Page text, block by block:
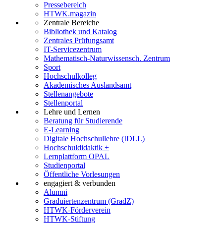
Pressebereich
HTWK.magazin
Zentrale Bereiche
Bibliothek und Katalog
Zentrales Prüfungsamt
IT-Servicezentrum
Mathematisch-Naturwissensch. Zentrum
Sport
Hochschulkolleg
Akademisches Auslandsamt
Stellenangebote
Stellenportal
Lehre und Lernen
Beratung für Studierende
E-Learning
Digitale Hochschullehre (IDLL)
Hochschuldidaktik +
Lernplattform OPAL
Studienportal
Öffentliche Vorlesungen
engagiert & verbunden
Alumni
Graduiertenzentrum (GradZ)
HTWK-Förderverein
HTWK-Stiftung